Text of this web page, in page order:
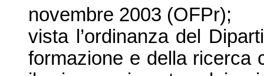
novembre 2003 (OFPr);
vista l’ordinanza del
formazione e della ricerca